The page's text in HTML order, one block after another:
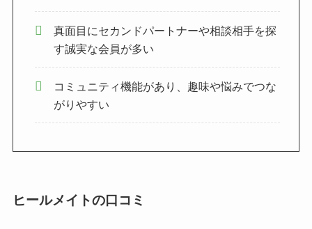
真面目にセカンドパートナーや相談相手を探
す誠実な会員が多い
コミュニティ機能があり、趣味や悩みでつな
がりやすい
ヒールメイトの口コミ